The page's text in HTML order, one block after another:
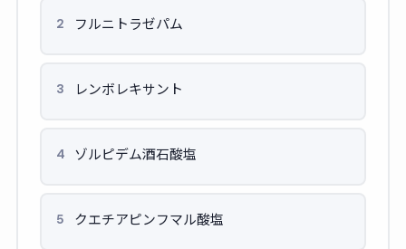
2 フルニトラゼパム
3 レンボレキサント
4 ゾルピデム酒石酸塩
5 クエチアピンフマル酸塩